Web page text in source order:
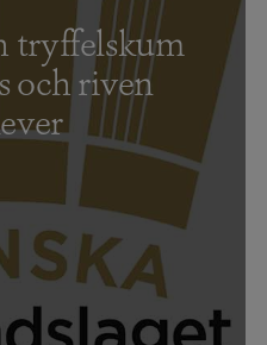
tryffelskum
och riven